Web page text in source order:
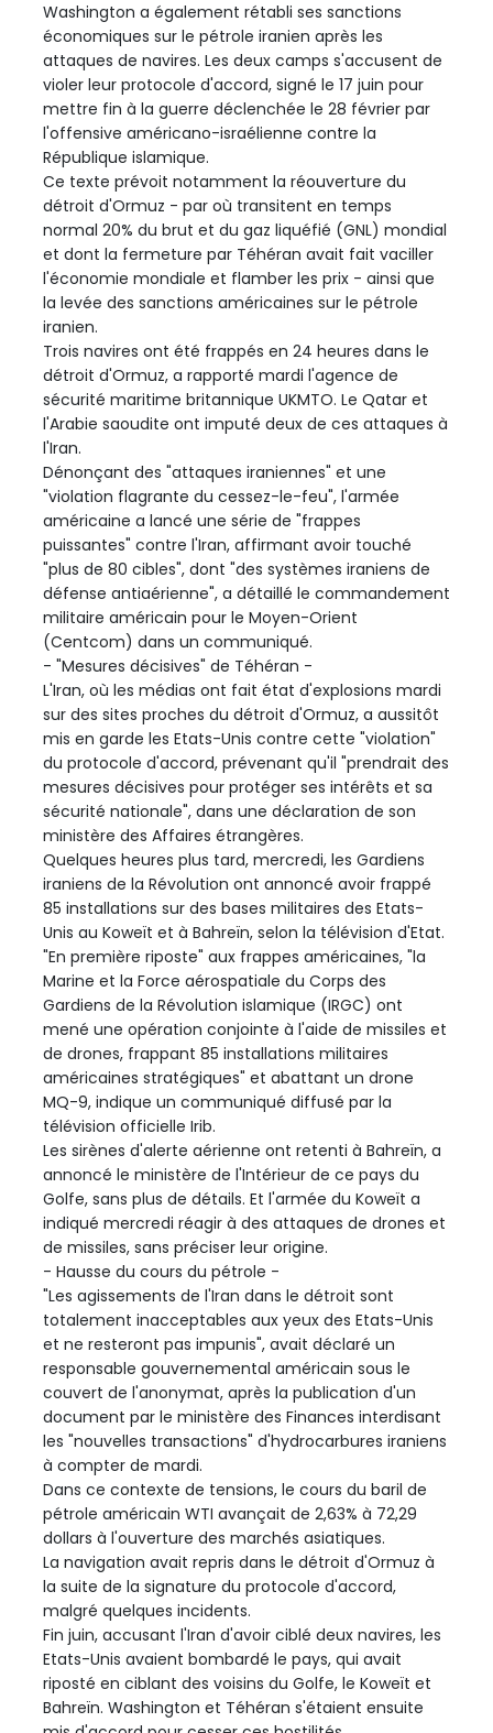
Washington a également rétabli ses sanctions
économiques sur le pétrole iranien après les
attaques de navires. Les deux camps s'accusent de
violer leur protocole d'accord, signé le 17 juin pour
mettre fin à la guerre déclenchée le 28 février par
l'offensive américano-israélienne contre la
République islamique.
Ce texte prévoit notamment la réouverture du
détroit d'Ormuz - par où transitent en temps
normal 20% du brut et du gaz liquéfié (GNL) mondial
et dont la fermeture par Téhéran avait fait vaciller
l'économie mondiale et flamber les prix - ainsi que
la levée des sanctions américaines sur le pétrole
iranien.
Trois navires ont été frappés en 24 heures dans le
détroit d'Ormuz, a rapporté mardi l'agence de
sécurité maritime britannique UKMTO. Le Qatar et
l'Arabie saoudite ont imputé deux de ces attaques à
l'Iran.
Dénonçant des "attaques iraniennes" et une
"violation flagrante du cessez-le-feu", l'armée
américaine a lancé une série de "frappes
puissantes" contre l'Iran, affirmant avoir touché
"plus de 80 cibles", dont "des systèmes iraniens de
défense antiaérienne", a détaillé le commandement
militaire américain pour le Moyen-Orient
(Centcom) dans un communiqué.
- "Mesures décisives" de Téhéran -
L'Iran, où les médias ont fait état d'explosions mardi
sur des sites proches du détroit d'Ormuz, a aussitôt
mis en garde les Etats-Unis contre cette "violation"
du protocole d'accord, prévenant qu'il "prendrait des
mesures décisives pour protéger ses intérêts et sa
sécurité nationale", dans une déclaration de son
ministère des Affaires étrangères.
Quelques heures plus tard, mercredi, les Gardiens
iraniens de la Révolution ont annoncé avoir frappé
85 installations sur des bases militaires des Etats-
Unis au Koweït et à Bahreïn, selon la télévision d'Etat.
"En première riposte" aux frappes américaines, "la
Marine et la Force aérospatiale du Corps des
Gardiens de la Révolution islamique (IRGC) ont
mené une opération conjointe à l'aide de missiles et
de drones, frappant 85 installations militaires
américaines stratégiques" et abattant un drone
MQ-9, indique un communiqué diffusé par la
télévision officielle Irib.
Les sirènes d'alerte aérienne ont retenti à Bahreïn, a
annoncé le ministère de l'Intérieur de ce pays du
Golfe, sans plus de détails. Et l'armée du Koweït a
indiqué mercredi réagir à des attaques de drones et
de missiles, sans préciser leur origine.
- Hausse du cours du pétrole -
"Les agissements de l'Iran dans le détroit sont
totalement inacceptables aux yeux des Etats-Unis
et ne resteront pas impunis", avait déclaré un
responsable gouvernemental américain sous le
couvert de l'anonymat, après la publication d'un
document par le ministère des Finances interdisant
les "nouvelles transactions" d'hydrocarbures iraniens
à compter de mardi.
Dans ce contexte de tensions, le cours du baril de
pétrole américain WTI avançait de 2,63% à 72,29
dollars à l'ouverture des marchés asiatiques.
La navigation avait repris dans le détroit d'Ormuz à
la suite de la signature du protocole d'accord,
malgré quelques incidents.
Fin juin, accusant l'Iran d'avoir ciblé deux navires, les
Etats-Unis avaient bombardé le pays, qui avait
riposté en ciblant des voisins du Golfe, le Koweït et
Bahreïn. Washington et Téhéran s'étaient ensuite